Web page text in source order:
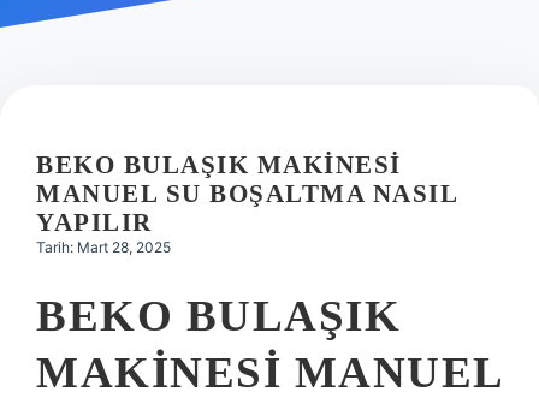
Hakkımızda
BEKO BULAŞIK MAKINESI
MANUEL SU BOŞALTMA NASIL
YAPILIR
Tarih: Mart 28, 2025
BEKO BULAŞIK
MAKINESI MANUEL